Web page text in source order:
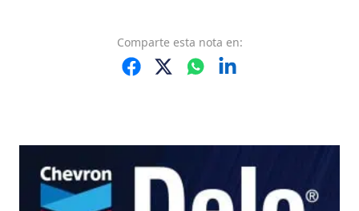
Comparte esta nota en: